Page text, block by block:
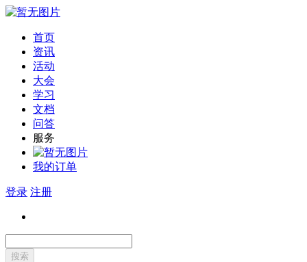
首页
资讯
活动
大会
学习
文档
问答
服务
我的订单
登录 注册
搜索